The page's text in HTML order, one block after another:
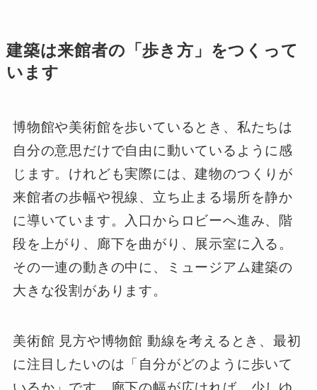
建築は来館者の「歩き方」をつくって
います
博物館や美術館を歩いているとき、私たちは
自分の意思だけで自由に動いているように感
じます。けれども実際には、建物のつくりが
来館者の歩幅や視線、立ち止まる場所を静か
に導いています。入口からロビーへ進み、階
段を上がり、廊下を曲がり、展示室に入る。
その一連の動きの中に、ミュージアム建築の
大きな役割があります。
美術館 見方や博物館 動線を考えるとき、最初
に注目したいのは「自分がどのように歩いて